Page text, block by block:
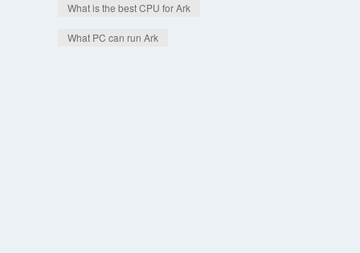
What is the best CPU for Ark
What PC can run Ark